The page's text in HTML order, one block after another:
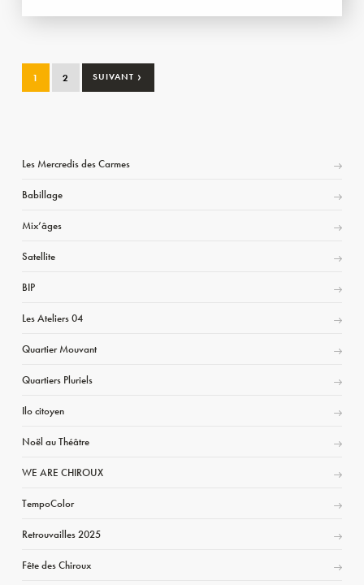
1 2 SUIVANT ›
Les Mercredis des Carmes
Babillage
Mix’âges
Satellite
BIP
Les Ateliers 04
Quartier Mouvant
Quartiers Pluriels
Ilo citoyen
Noël au Théâtre
WE ARE CHIROUX
TempoColor
Retrouvailles 2025
Fête des Chiroux